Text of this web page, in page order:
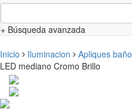
+ Búsqueda avanzada
Inicio Iluminacion Apliques baño
LED mediano Cromo Brillo